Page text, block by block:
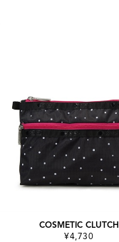
COSMETIC CLUTCH
¥4,730